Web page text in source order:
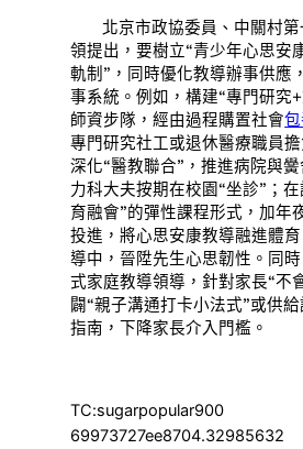
北京市政協委員、中關村
領提出，要樹立“青少年心思安
軌制”，同時優化教導辦事供應
事系統。例如，構建“專門研究
師資步隊，經由過程購置社會
專門研究社工或退休醫療職員擔
深化“醫教聯合”，推進病院與
力科大夫按期在校園“坐診”；
育融會”的彈性課程形式，加年
投進，將心思安康教導融進體
導中，晉陞先生心思韌性。同
式家庭教導領導，針對家長“不
闢“親子溝通打卡小法式”或供
指南，下降家長介入門檻。
TC:sugarpopular900
69973727ee8704.32985632